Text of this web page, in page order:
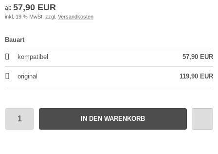
ab 57,90 EUR
inkl. 19 % MwSt. zzgl. Versandkosten
Bauart
kompatibel 57,90 EUR
original 119,90 EUR
IN DEN WARENKORB